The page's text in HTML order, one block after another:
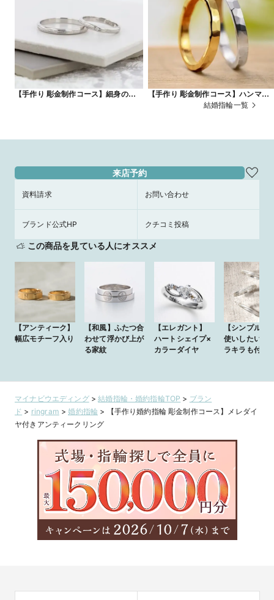
【手作り 彫金制作コース】細身のリン
【手作り 彫金制作コース】ハンマー
結婚指輪一覧
来店予約
資料請求 お問い合わせ
ブランド公式HP クチコミ投稿
この商品を見ている人にオススメ
【アンティーク】
幅広モチーフ入り
【和風】ふたつ合
わせて浮かび上が
る家紋
【エレガント】
ハートシェイプ×
カラーダイヤ
【シンプル】
使いしたいけ
ラキラも付け
マイナビウエディング>結婚指輪・婚約指輪TOP > ブラン
ド > ringram >婚約指輪 >
【手作り婚約指輪 彫金制作コース】メレダイ
ヤ付きアンティークリング